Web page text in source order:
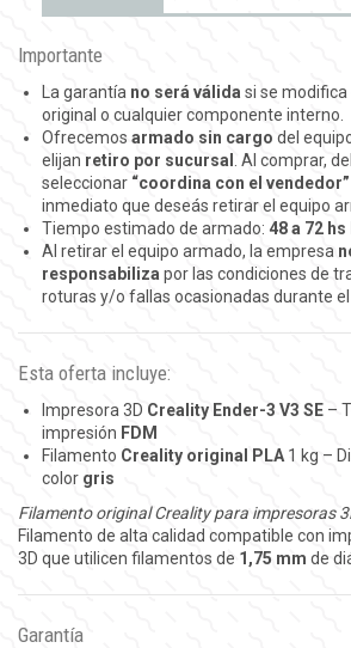
Importante
La garantía no será válida si se
original o cualquier componente interno.
Ofrecemos armado sin cargo del
elijan retiro por sucursal . Al comprar,
seleccionar “coordina con el vendedor”
inmediato que deseás retirar el equipo
Tiempo estimado de armado: 48 a 72
Al retirar el equipo armado, la empresa
responsabiliza por las condiciones de
roturas y/o fallas ocasionadas durante el
Esta oferta incluye:
Impresora 3D Creality Ender-3 V3 SE –
impresión FDM
Filamento Creality original PLA 1 kg –
color gris
Filamento original Creality para impresoras
Filamento de alta calidad compatible con
3D que utilicen filamentos de 1,75 mm de
Garantía